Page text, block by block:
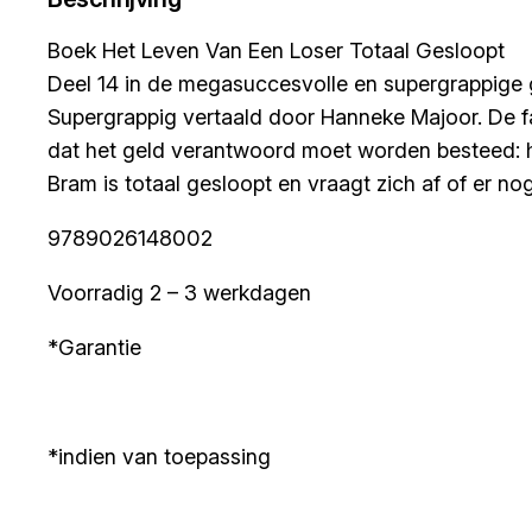
Boek Het Leven Van Een Loser Totaal Gesloopt
Deel 14 in de megasuccesvolle en
Supergrappig vertaald door Hanneke Majoor.
dat het geld verantwoord moet worden besteed:
Bram is totaal gesloopt en vraagt zich af of er
9789026148002
Voorradig 2 – 3 werkdagen
*Garantie
*indien van toepassing